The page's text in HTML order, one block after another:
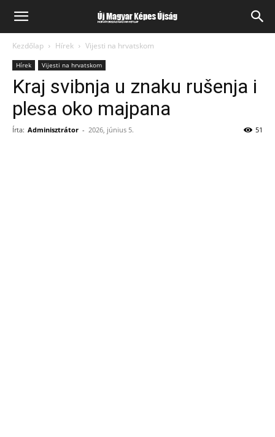
Kezdőlap Hírek Vijesti na hrvatskom
Hírek Vijesti na hrvatskom
Kraj svibnja u znaku rušenja i
plesa oko majpana
Írta: Adminisztrátor - 2026, június 5. 51